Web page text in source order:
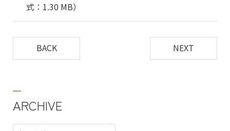
式：1.30 MB）
BACK NEXT
ARCHIVE